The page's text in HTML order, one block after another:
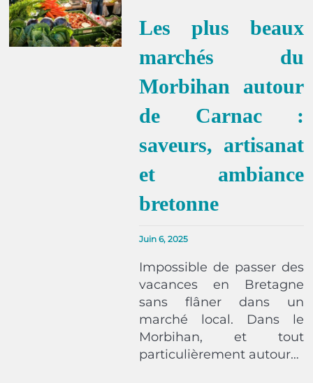
Les plus beaux
marchés du
Morbihan autour
de Carnac :
saveurs, artisanat
et ambiance
bretonne
Juin 6, 2025
Impossible de passer des
vacances en Bretagne
sans flâner dans un
marché local. Dans le
Morbihan, et tout
particulièrement autour…